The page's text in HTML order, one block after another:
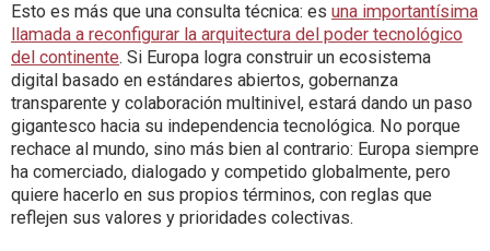
Esto es más que una consulta técnica: es una importantísima
llamada a reconfigurar la arquitectura del poder tecnológico
del continente. Si Europa logra construir un ecosistema
digital basado en estándares abiertos, gobernanza
transparente y colaboración multinivel, estará dando un paso
gigantesco hacia su independencia tecnológica. No porque
rechace al mundo, sino más bien al contrario: Europa siempre
ha comerciado, dialogado y competido globalmente, pero
quiere hacerlo en sus propios términos, con reglas que
reflejen sus valores y prioridades colectivas.